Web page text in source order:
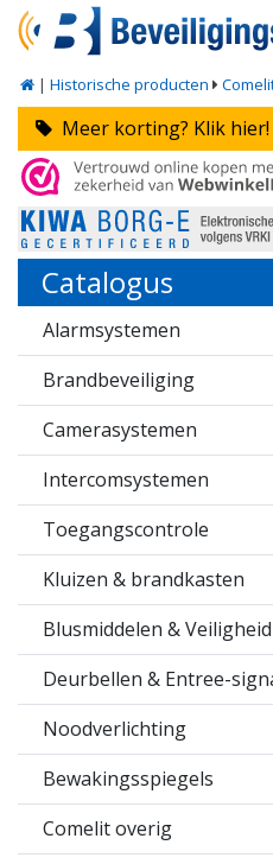
| Historische producten
Meer korting? Klik hier!
Catalogus
Alarmsystemen
Brandbeveiliging
Camerasystemen
Intercomsystemen
Toegangscontrole
Kluizen & brandkasten
Blusmiddelen & Veiligheid
Deurbellen & Entree-
Noodverlichting
Bewakingsspiegels
Comelit overig